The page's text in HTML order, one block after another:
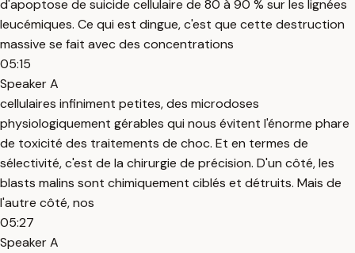
d'apoptose de suicide cellulaire de 80 à 90 % sur les lignées
leucémiques. Ce qui est dingue, c'est que cette destruction
massive se fait avec des concentrations
05:15
Speaker A
cellulaires infiniment petites, des microdoses
physiologiquement gérables qui nous évitent l'énorme phare
de toxicité des traitements de choc. Et en termes de
sélectivité, c'est de la chirurgie de précision. D'un côté, les
blasts malins sont chimiquement ciblés et détruits. Mais de
l'autre côté, nos
05:27
Speaker A